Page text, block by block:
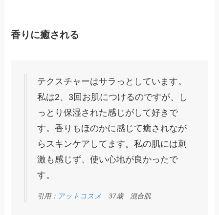
香りに癒される
テクスチャーはサラっとしています。
私は2、3回お肌につけるのですが、し
っとり保湿された感じがして好きで
す。香りもほのかに感じて癒されなが
らスキンケアしてます。私の肌には刺
激も感じず、使い心地が良かったで
す。
引用： アットコスメ 37歳 混合肌